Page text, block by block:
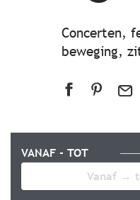
Concerten,
beweging,
VANAF - TOT